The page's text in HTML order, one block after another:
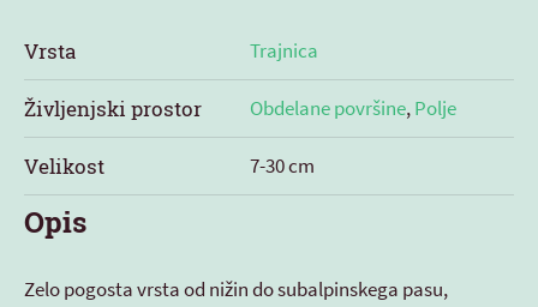
Vrsta Trajnica
Življenjski prostor Obdelane površine,Polje
Velikost 7-30 cm
Opis
Zelo pogosta vrsta od nižin do subalpinskega pasu,